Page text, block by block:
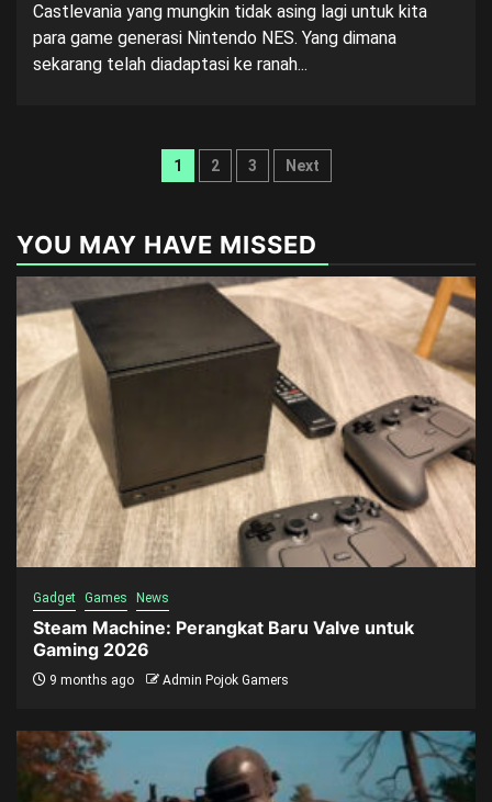
Castlevania yang mungkin tidak asing lagi untuk kita
para game generasi Nintendo NES. Yang dimana
sekarang telah diadaptasi ke ranah...
Posts
1 2 3 Next
YOU MAY HAVE MISSED
Gadget Games News
Steam Machine: Perangkat Baru Valve untuk
Gaming 2026
9 months ago Admin Pojok Gamers